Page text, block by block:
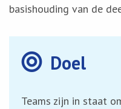
basishouding van de
Doel
Teams zijn in staat